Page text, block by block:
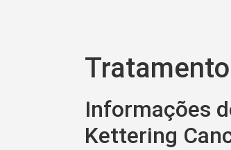
Informações
Kettering